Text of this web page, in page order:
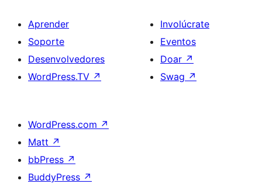
Aprender
Soporte
Desenvolvedores
WordPress.TV ↗
Involúcrate
Eventos
Doar ↗
Swag ↗
WordPress.com ↗
Matt ↗
bbPress ↗
BuddyPress ↗